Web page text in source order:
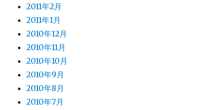
2011年2月
2011年1月
2010年12月
2010年11月
2010年10月
2010年9月
2010年8月
2010年7月